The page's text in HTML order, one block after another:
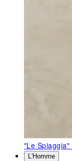
"Le Spiaggia"
L'Homme